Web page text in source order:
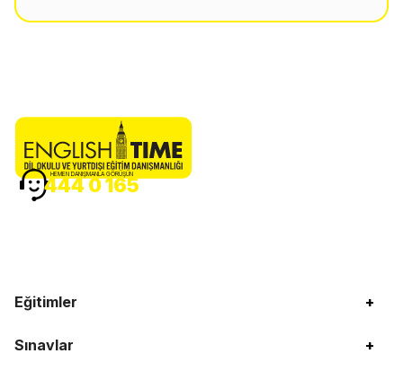
Eğitimler +
Sınavlar +
HEMEN DANIŞMANLA GÖRÜŞÜN
444 0 165